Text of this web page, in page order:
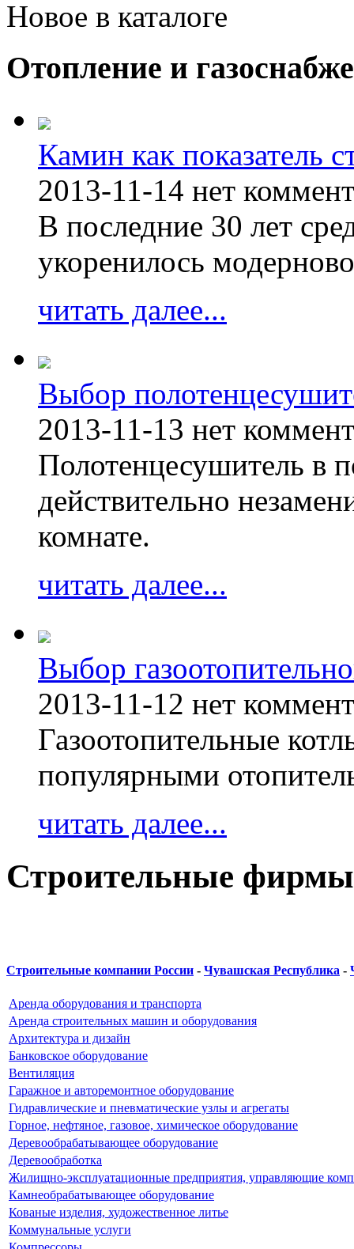
Новое в каталоге
Отопление и
Камин как показатель
2013-11-14 нет
В последние 30 лет
укоренилось
читать далее...
Выбор
2013-11-13 нет
Полотенцесушитель в
действительно
комнате.
читать далее...
Выбор
2013-11-12 нет
Газоотопительные
популярными
читать далее...
Строительные
Строительные компании России - Чувашская Республика -
Аренда оборудования и транспорта
Аренда строительных машин и оборудования
Архитектура и дизайн
Банковское оборудование
Вентиляция
Гаражное и авторемонтное оборудование
Гидравлические и пневматические узлы и агрегаты
Горное, нефтяное, газовое, химическое оборудование
Деревообрабатывающее оборудование
Деревообработка
Жилищно-эксплуатационные предприятия, управляющие
Камнеобрабатывающее оборудование
Кованые изделия, художественное литье
Коммунальные услуги